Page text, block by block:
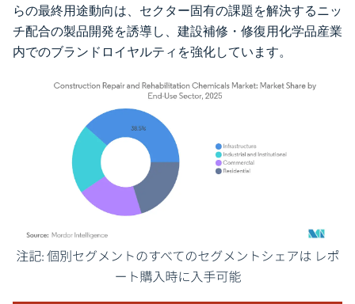
らの最終用途動向は、セクター固有の課題を解決するニッ
チ配合の製品開発を誘導し、建設補修・修復用化学品産業
内でのブランドロイヤルティを強化しています。
画像 © Mordor Intelligence。再利用にはCC BY 4.0の表示が必要です。